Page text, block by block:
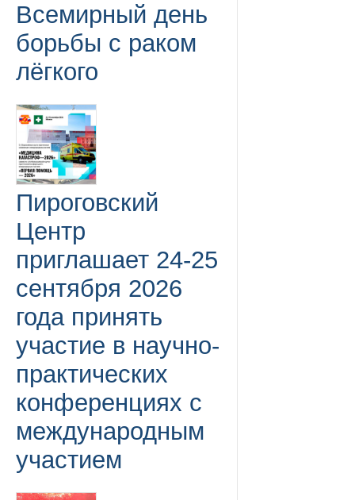
Всемирный день
борьбы с раком
лёгкого
Пироговский
Центр
приглашает 24-25
сентября 2026
года принять
участие в научно-
практических
конференциях с
международным
участием